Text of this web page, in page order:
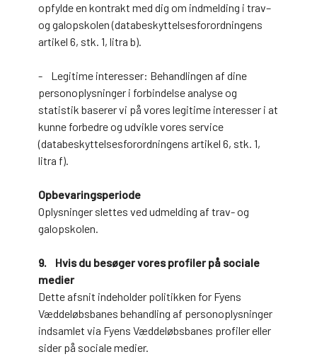
opfylde en kontrakt med dig om indmelding i trav–
og galopskolen (databeskyttelsesforordningens
artikel 6, stk. 1, litra b).
- Legitime interesser: Behandlingen af dine
personoplysninger i forbindelse analyse og
statistik baserer vi på vores legitime interesser i at
kunne forbedre og udvikle vores service
(databeskyttelsesforordningens artikel 6, stk. 1,
litra f).
Opbevaringsperiode
Oplysninger slettes ved udmelding af trav- og
galopskolen.
9. Hvis du besøger vores profiler på sociale
medier
Dette afsnit indeholder politikken for Fyens
Væddeløbsbanes behandling af personoplysninger
indsamlet via Fyens Væddeløbsbanes profiler eller
sider på sociale medier.